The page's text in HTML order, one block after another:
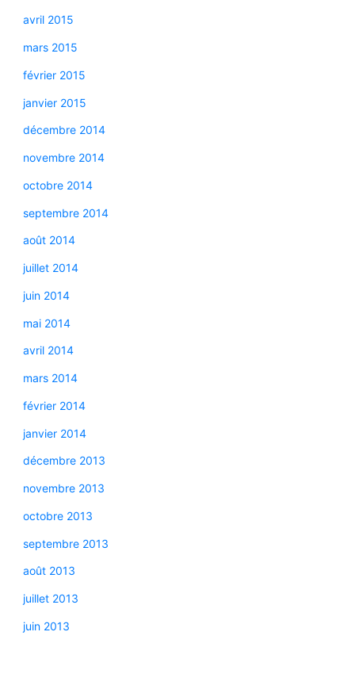
avril 2015
mars 2015
février 2015
janvier 2015
décembre 2014
novembre 2014
octobre 2014
septembre 2014
août 2014
juillet 2014
juin 2014
mai 2014
avril 2014
mars 2014
février 2014
janvier 2014
décembre 2013
novembre 2013
octobre 2013
septembre 2013
août 2013
juillet 2013
juin 2013